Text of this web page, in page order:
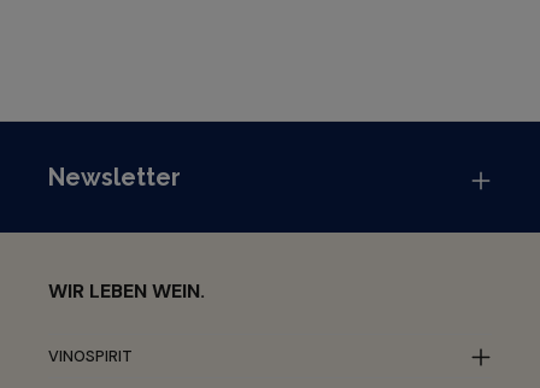
Newsletter
WIR LEBEN WEIN.
VINOSPIRIT